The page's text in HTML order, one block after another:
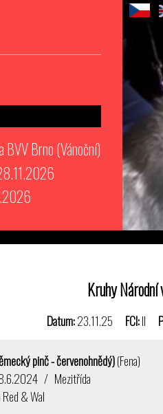
BVV Brno (Vánoční)
Kruhy
Datum:23.11.25 FCI:II
pinč - červenohnědý)(Fena)
/ Mezitřída
& Wal